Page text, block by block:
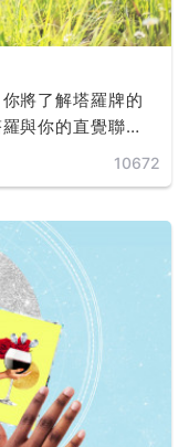
將了解塔羅牌的
與你的直覺聯
想。
10672